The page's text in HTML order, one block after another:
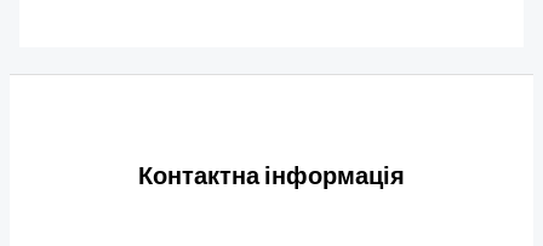
Контактна інформація